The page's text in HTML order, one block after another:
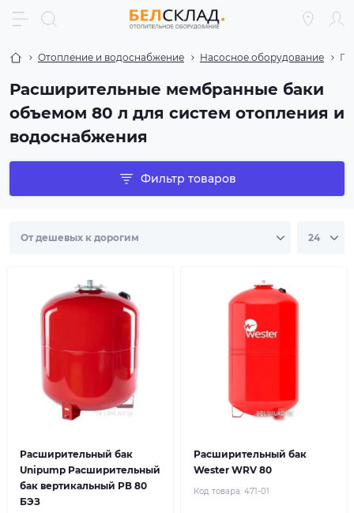
Отопление и водоснабжение Насосное оборудование
Расширительные мембранные баки
объемом 80 л для систем отопления и
водоснабжения
Фильтр товаров
Расширительный бак
Unipump Расширительный
бак вертикальный РВ 80
БЭЗ
Расширительный бак
Wester WRV 80
Код товара: 471-01